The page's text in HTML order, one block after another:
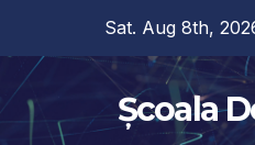
Sat. Aug 8th,
Școala